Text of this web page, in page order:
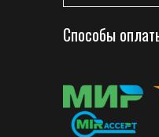
Способы